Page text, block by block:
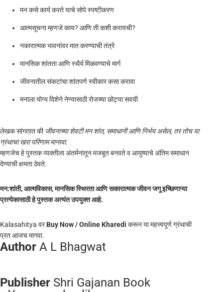
मन कसे कार्य करते याचे सोपे स्पष्टीकरण
आत्मसूचना म्हणजे काय? आणि ती कशी करायची?
नकारात्मक भावनांवर मात करण्याची तंत्रे
मानसिक शांतता आणि स्थैर्य मिळवण्याचे मार्ग
जीवनातील संकटांचा शांतपणे स्वीकार कसा करावा
मनाला योग्य दिशेने नेण्यासाठी रोजच्या छोट्या सवयी
लेखक सांगतात की जीवनाच्या शेवटी मन शांत, समाधानी आणि निर्भय असेल, तर तोच या
ग्रंथाचा खरा परिणाम मानावा.
म्हणजेच हे पुस्तक व्यक्तीला अंतर्मनातून मजबूत बनवते व आयुष्याचे अंतिम समाधान
देण्याची क्षमता ठेवते.
मन:शांती, आत्मविकास, मानसिक स्थिरता आणि सकारात्मक जीवन जगू इच्छिणाऱ्या
प्रत्येकासाठी हे पुस्तक अत्यंत उपयुक्त आहे.
Kalasahitya वरBuy Now / Online Kharedi करून या महत्त्वपूर्ण ग्रंथाची
प्रत आजच मागवा.
Author A L Bhagwat
Publisher Shri Gajanan Book